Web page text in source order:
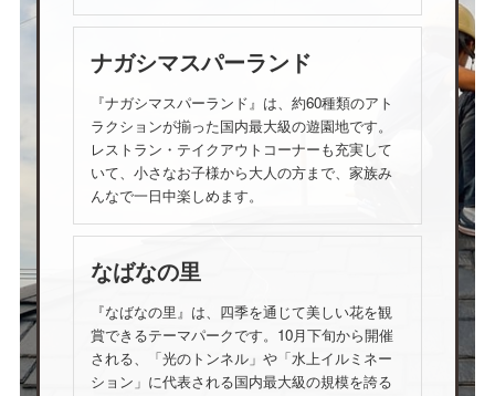
ナガシマスパーランド
『ナガシマスパーランド』は、約60種類のアト
ラクションが揃った国内最大級の遊園地です。
レストラン・テイクアウトコーナーも充実して
いて、小さなお子様から大人の方まで、家族み
んなで一日中楽しめます。
なばなの里
『なばなの里』は、四季を通じて美しい花を観
賞できるテーマパークです。10月下旬から開催
される、「光のトンネル」や「水上イルミネー
ション」に代表される国内最大級の規模を誇る